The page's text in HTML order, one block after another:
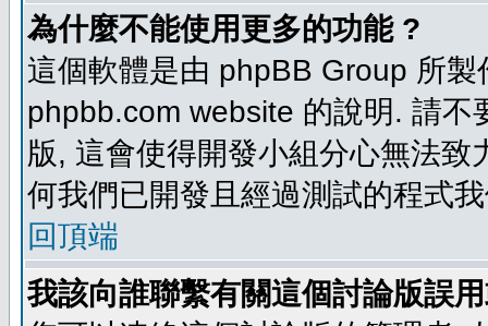
為什麼不能使用更多的功能 ?
這個軟體是由 phpBB Group 所
phpbb.com website 的說明. 請
版, 這會使得開發小組分心無法
何我們已開發且經過測試的程式
回頂端
我該向誰聯繫有關這個討論版誤